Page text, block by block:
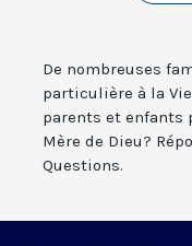
De nombreuses
particulière à la
parents et enfants
Mère de Dieu?
Questions.